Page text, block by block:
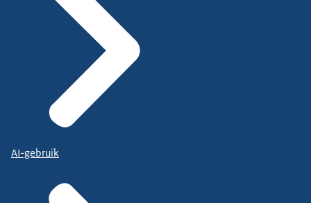
AI-gebruik